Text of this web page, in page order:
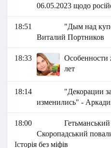
06.05.2023 щодо
18:51
"Дым над
Виталий Портников
18:33
Особенности
лет
18:14
"Декорации
изменились" -
18:00
Скоропадський
Історія без міфів